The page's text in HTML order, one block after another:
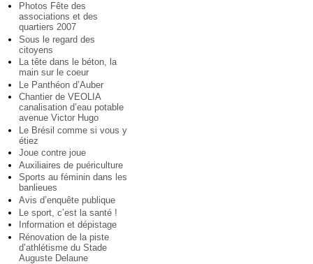
Photos Fête des
associations et des
quartiers 2007
Sous le regard des
citoyens
La tête dans le béton, la
main sur le coeur
Le Panthéon d’Auber
Chantier de VEOLIA
canalisation d’eau potable
avenue Victor Hugo
Le Brésil comme si vous y
étiez
Joue contre joue
Auxiliaires de puériculture
Sports au féminin dans les
banlieues
Avis d’enquête publique
Le sport, c’est la santé !
Information et dépistage
Rénovation de la piste
d’athlétisme du Stade
Auguste Delaune